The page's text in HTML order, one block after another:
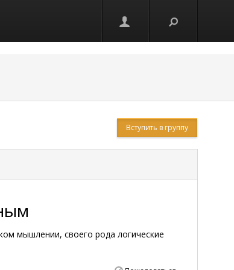
Вступить в группу
мышлении, своего рода логические